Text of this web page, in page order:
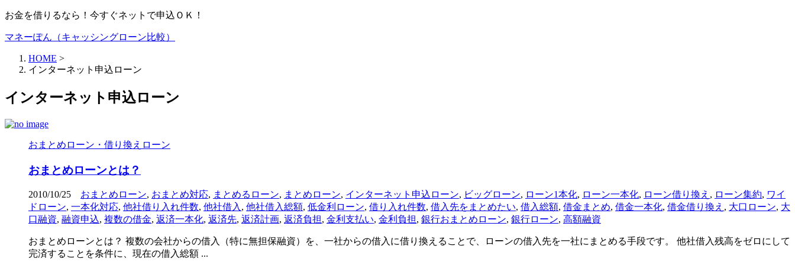
お金を借りるなら！今すぐネットで申込ＯＫ！
マネーぽん（キャッシングローン比較）
HOME >
インターネット申込ローン
インターネット申込ローン
おまとめローン・借り換えローン
おまとめローンとは？
2010/10/25 おまとめローン, おまとめ対応, まとめるローン, まとめローン, インターネット申込ローン, ビッグローン, ローン1本化, ローン一本化, ローン借り換え , ローン集約, ワイ
ドローン, 一本化対応, 他社借り入れ件数, 他社借入 , 他社借入総額, 低金利ローン, 借り入れ件数, 借入先をまとめたい, 借入総額, 借金まとめ, 借金一本化, 借金借り換え , 大口ローン, 大
口融資, 融資申込, 複数の借金, 返済一本化, 返済先, 返済計画, 返済負担, 金利支払い, 金利負担, 銀行おまとめローン, 銀行ローン, 高額融資
おまとめローンとは？ 複数の会社からの借入（特に無担保融資）を、一社からの借入に借り換えることで、ローンの借入先を一社にまとめる手段です。 他社借入残高をゼロにして
完済することを条件に、現在の借入総額 ...